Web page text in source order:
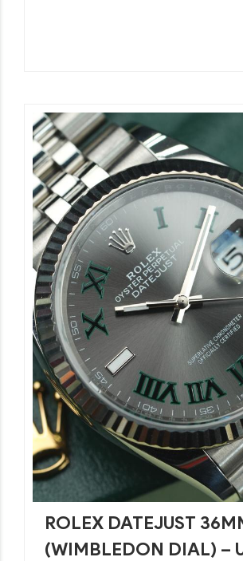
ROLEX DATEJUST
(WIMBLEDON DIAL) –